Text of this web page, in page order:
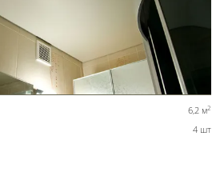
6,2 м2
4 шт